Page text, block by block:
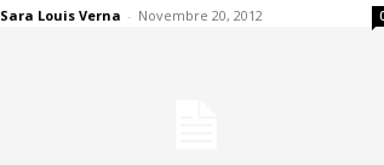
Sara Louis Verna - Novembre 20, 2012